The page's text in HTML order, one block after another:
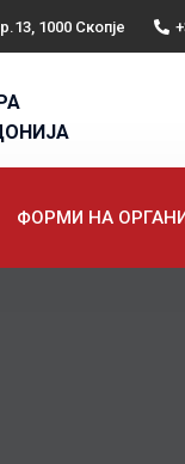
1000 Скопје
ФОРМИ НА